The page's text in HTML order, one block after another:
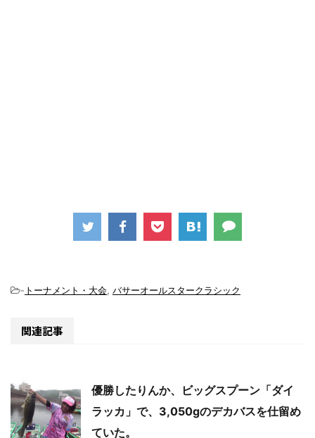
- トーナメント・大会, バサーオールスタークラシック
関連記事
優勝したりんか、ビッグスプーン「ダイ
ラッカ」で、3,050gのデカバスを仕留め
ていた。